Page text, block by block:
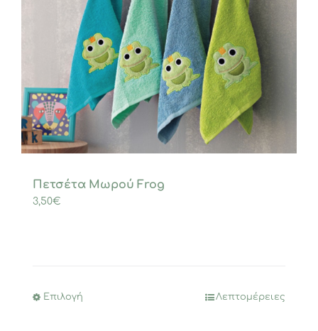
Πετσέτα Μωρού Frog
3,50€
Επιλογή Λεπτομέρειες